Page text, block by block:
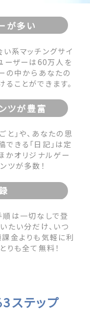
が多い
系マッチングサイ
ーザーは60万人を
の中からあなたの
ことができます。
ツが豊富
と」や、あなたの思
きる「日記」は定
かオリジナルゲー
ツが多数！
順は一切なしで登
たい分だけ、いつ
金よりも気軽に利
りも全て無料！
ステップ